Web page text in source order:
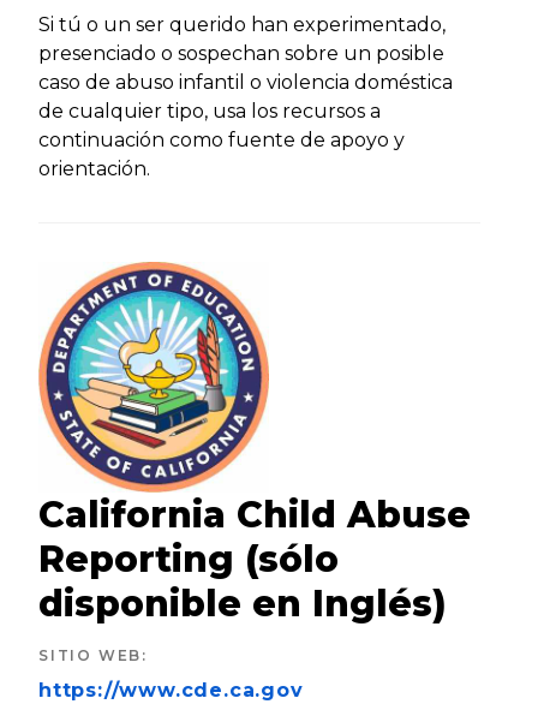
Si tú o un ser querido han experimentado,
presenciado o sospechan sobre un posible
caso de abuso infantil o violencia doméstica
de cualquier tipo, usa los recursos a
continuación como fuente de apoyo y
orientación.
California Child Abuse
Reporting (sólo
disponible en Inglés)
SITIO WEB :
https://www.cde.ca.gov